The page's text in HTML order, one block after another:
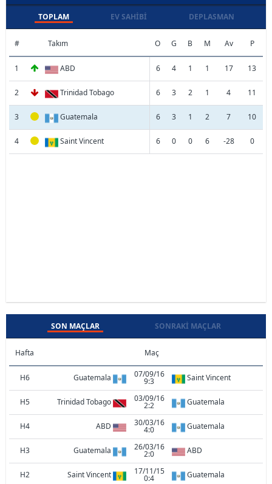
TOPLAM EV SAHIBI DEPLASMAN
# Takım O G B M Av P
1 ABD 6 4 1 1 17 13
2 Trinidad Tobago 6 3 2 1 4 11
3 Guatemala 6 3 1 2 7 10
4 Saint Vincent 6 0 0 6 -28 0
SON MAÇLAR SONRAKI MAÇLAR
Hafta Maç
H6 Guatemala 07/09/16
9:3 Saint Vincent
H5 Trinidad Tobago 03/09/16
2:2 Guatemala
H4 ABD 30/03/16
4:0 Guatemala
H3 Guatemala 26/03/16
2:0 ABD
H2 Saint Vincent 17/11/15
0:4 Guatemala